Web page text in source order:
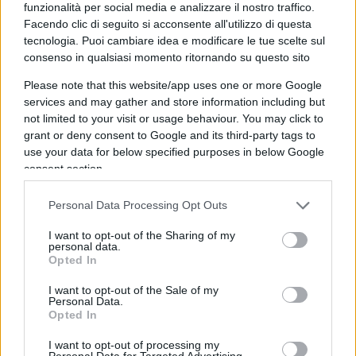
funzionalità per social media e analizzare il nostro traffico.
Facendo clic di seguito si acconsente all'utilizzo di questa
tecnologia. Puoi cambiare idea e modificare le tue scelte sul
consenso in qualsiasi momento ritornando su questo sito
Please note that this website/app uses one or more Google
services and may gather and store information including but
not limited to your visit or usage behaviour. You may click to
grant or deny consent to Google and its third-party tags to
use your data for below specified purposes in below Google
consent section.
Personal Data Processing Opt Outs
I want to opt-out of the Sharing of my
personal data.
Opted In
I want to opt-out of the Sale of my
Personal Data.
Opted In
I want to opt-out of processing my
A nulla è valsa la memoria difensiva presentata al
Rettore Elio Franzini, nella quale il professore ha
contestato l’imprecisione e la genericità delle
accuse.
In effetti, nella sua comunicazione ai sensi dell’art.
“dal contenuto sessista e altamente
offensivo, non solo della diretta interessata ma
dell’intero genere femminile”, lamentando
mancando però di individuare le disposizioni,
statutarie o regolamentari, che sarebbero state
violate, al di là di un generico richiamo al Codice